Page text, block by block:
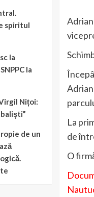
La
de
O
spiritul
la
la
Nițoi:
de un